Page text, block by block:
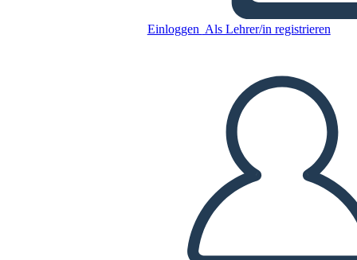
Einloggen Als Lehrer/in registrieren
Zeichentabelle 5-Field
Template
Kopieren Sie dieses Storyboard
ERSTELLEN SIE EIN STORYBOARD